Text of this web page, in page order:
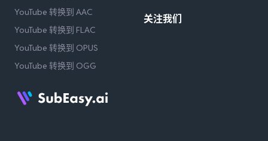
YouTube 转换到 AAC
YouTube 转换到 FLAC
YouTube 转换到 OPUS
YouTube 转换到 OGG
关注我们